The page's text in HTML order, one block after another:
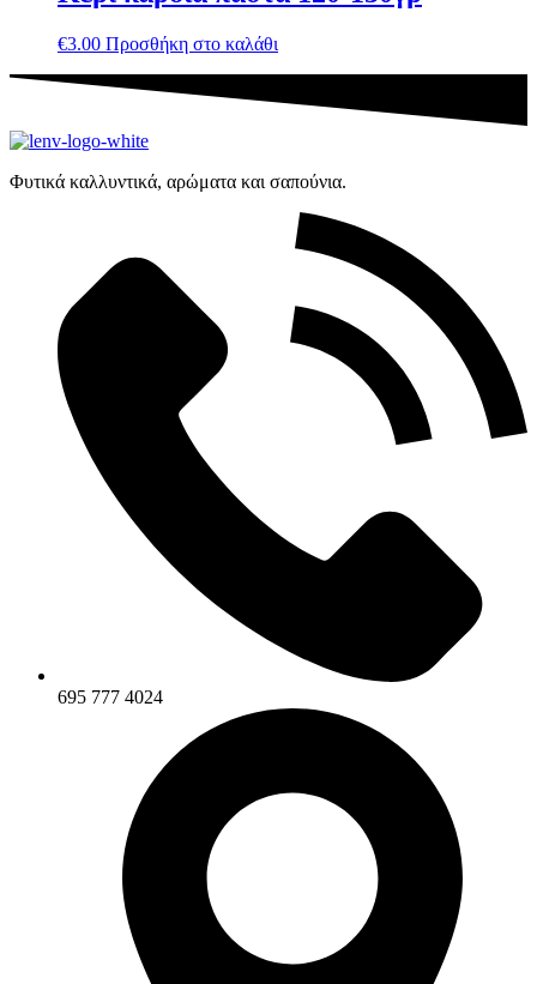
€3.00 Προσθήκη στο καλάθι
Φυτικά καλλυντικά, αρώματα και σαπούνια.
695 777 4024